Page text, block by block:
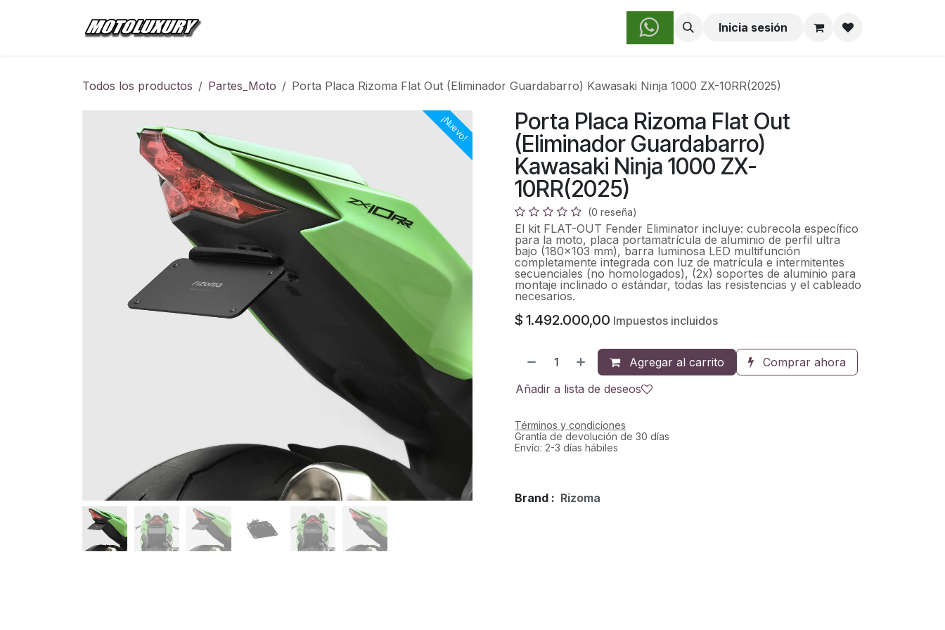
Sobre Nosotros Inicia sesión
Todos los productos Partes_Moto Porta Placa Rizoma Flat Out (Eliminador Guardabarro) Kawasaki Ninja 1000 ZX-10RR(2025)
¡Nuevo!
Porta Placa Rizoma Flat Out
(Eliminador Guardabarro)
Kawasaki Ninja 1000 ZX-
10RR(2025)
(0 reseña)
El kit FLAT-OUT Fender Eliminator incluye: cubrecola específico
para la moto, placa portamatrícula de aluminio de perfil ultra
bajo (180x103 mm), barra luminosa LED multifunción
completamente integrada con luz de matrícula e intermitentes
secuenciales (no homologados), (2x) soportes de aluminio para
montaje inclinado o estándar, todas las resistencias y el cableado
necesarios.
$ 1.492.000,00 Impuestos incluidos
Agregar al carrito
Comprar ahora
Añadir a lista de deseos
Términos y condiciones
Grantía de devolución de 30 días
Envío: 2-3 días hábiles
Brand : Rizoma